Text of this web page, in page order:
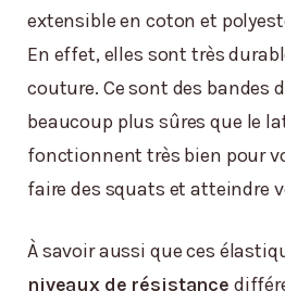
extensible en coton et
En effet, elles sont très
couture. Ce sont des bandes
beaucoup plus sûres que le
fonctionnent très bien pour
faire des squats et atteindre
À savoir aussi que ces
niveaux de résistance